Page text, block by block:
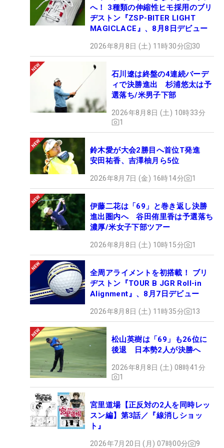
へ！ 3種類の伸縮性ヒモ採用のブリ
ヂストン『ZSP-BITER LIGHT
MAGICLACE』、8月8日デビュー
2026年8月8日 (土) 11時30分 30
石川遼は終盤の4連続バーデ
ィで決勝進出 杉浦悠太は予
選落ち/米男子下部
2026年8月8日 (土) 10時33分
1
鈴木愛が大会2勝目へ首位T発進
安田祐香、吉澤柚月ら5位
2026年8月7日 (金) 16時14分 1
伊藤二花は「69」と巻き返し決勝
進出圏内へ 谷田侑里香は予選落ち
濃厚/米女子下部ツアー
2026年8月8日 (土) 10時15分 1
全周アライメントを初搭載！ ブリ
ヂストン『TOUR B JGR Roll-in
Alignment』、8月7日デビュー
2026年8月8日 (土) 11時35分 13
松山英樹は「69」も26位に
後退 日本勢2人が決勝へ
2026年8月8日 (土) 08時41分
1
宮里道場【正反対の2人を同時レッ
スン編】第3話／『線消しショッ
ト』
2026年7月20日 (月) 07時00分 9